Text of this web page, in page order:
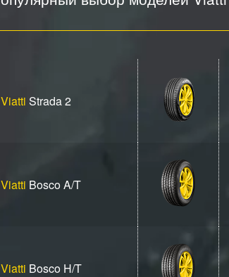
Viatti Strada 2
Viatti Bosco A/T
Viatti Bosco H/T